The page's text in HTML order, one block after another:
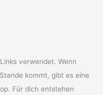
verwendet. Wenn
kommt, gibt es eine
Für dich entstehen